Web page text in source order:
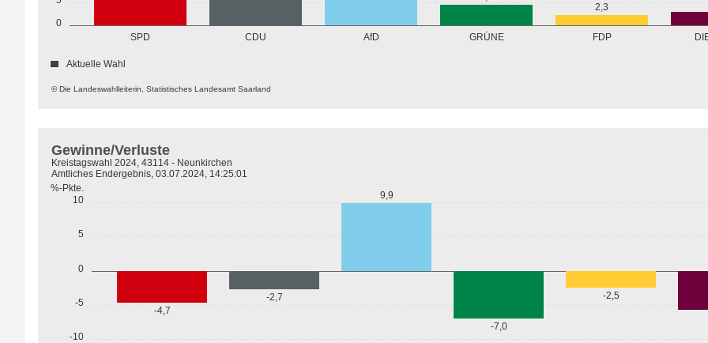
0
SPD CDU AfD GRÜNE FDP
2,3
© Die Landeswahlleiterin, Statistisches Landesamt Saarland
Aktuelle Wahl
-10
-5
0
5
10
%-Pkte.
-4,7
-2,7
9,9
-7,0
-2,5
Gewinne/Verluste
Kreistagswahl 2024, 43114 - Neunkirchen
Amtliches Endergebnis, 03.07.2024, 14:25:01